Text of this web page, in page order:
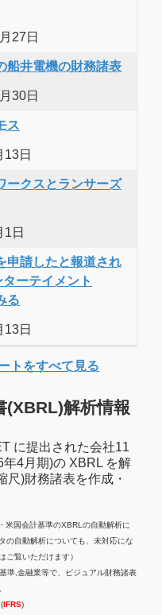
27日
船井電機の財務諸表
30日
ス
13日
ークスとランサーズ
1日
申請したと報道され
ーテイメント
る
13日
トをすべて見る
(XBRL)解析情報
に提出された会社11
4月期)の XBRL を解
尺)財務諸表を作成・
米国会計基準のXBRLの自動解析に
の自動解析についても、未対応にな
ご覧いただけます）
準,金融業等で、ビジュアル財務諸表
IFRS)